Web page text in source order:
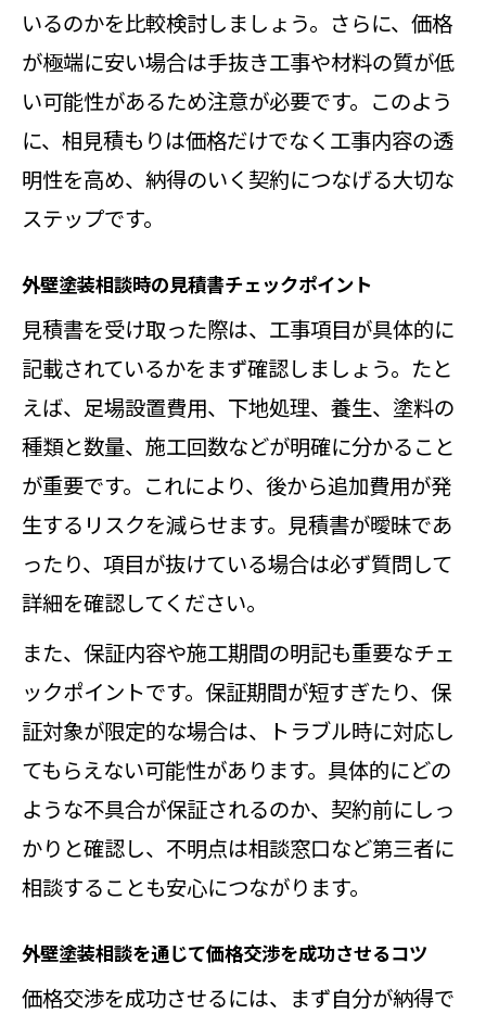
いるのかを比較検討しましょう。さらに、価格
が極端に安い場合は手抜き工事や材料の質が低
い可能性があるため注意が必要です。このよう
に、相見積もりは価格だけでなく工事内容の透
明性を高め、納得のいく契約につなげる大切な
ステップです。
外壁塗装相談時の見積書チェックポイント
見積書を受け取った際は、工事項目が具体的に
記載されているかをまず確認しましょう。たと
えば、足場設置費用、下地処理、養生、塗料の
種類と数量、施工回数などが明確に分かること
が重要です。これにより、後から追加費用が発
生するリスクを減らせます。見積書が曖昧であ
ったり、項目が抜けている場合は必ず質問して
詳細を確認してください。
また、保証内容や施工期間の明記も重要なチェ
ックポイントです。保証期間が短すぎたり、保
証対象が限定的な場合は、トラブル時に対応し
てもらえない可能性があります。具体的にどの
ような不具合が保証されるのか、契約前にしっ
かりと確認し、不明点は相談窓口など第三者に
相談することも安心につながります。
外壁塗装相談を通じて価格交渉を成功させるコツ
価格交渉を成功させるには、まず自分が納得で